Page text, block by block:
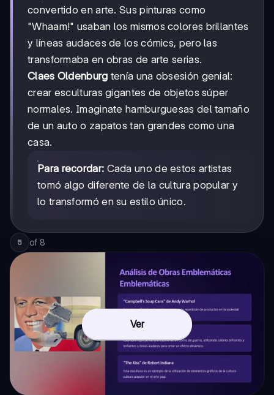
convertido en arte. Sus pinturas como
"Whaam!" usaban los mismos colores brillantes
y líneas audaces de los cómics, pero las
transformaba en obras de arte serias.
Claes Oldenburg tenía una obsesión genial:
crear esculturas gigantes de objetos súper
normales. Imaginate hamburguesas del tamaño
de un auto o zapatos tan grandes como una
casa.
Para recordar: Cada uno de estos artistas
tomó algo diferente de la cultura popular y
lo transformó en su estilo único.
5 of 8
Ver